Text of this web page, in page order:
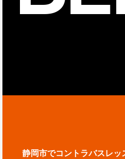
静岡市でコントラバスレッ